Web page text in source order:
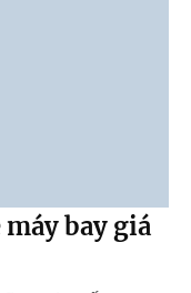
bay giá